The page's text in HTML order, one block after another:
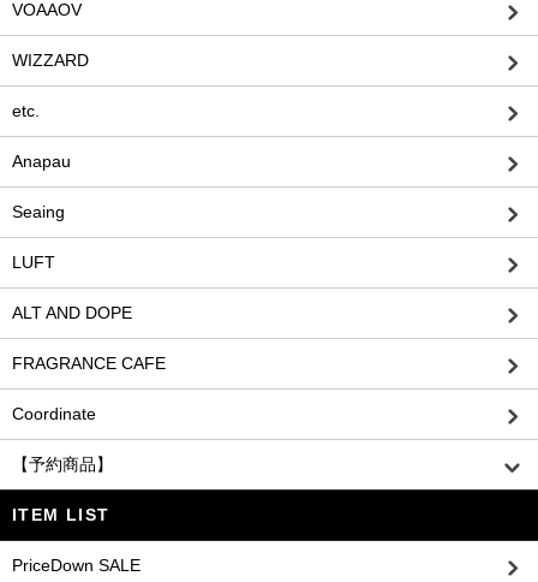
VOAAOV
WIZZARD
etc.
Anapau
Seaing
LUFT
ALT AND DOPE
FRAGRANCE CAFE
Coordinate
【予約商品】
ITEM LIST
PriceDown SALE